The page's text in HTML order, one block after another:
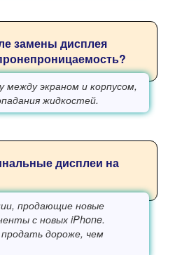
замены дисплея
экраном и корпусом,
жидкостей.
дисплеи на
продающие новые
с новых iPhone.
дороже, чем